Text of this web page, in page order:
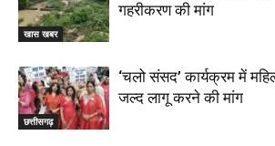
खास खबर
गहरीकरण की मांग
छत्तीसगढ़
‘चलो संसद’ कार्यक्रम में
जल्द लागू करने की मांग